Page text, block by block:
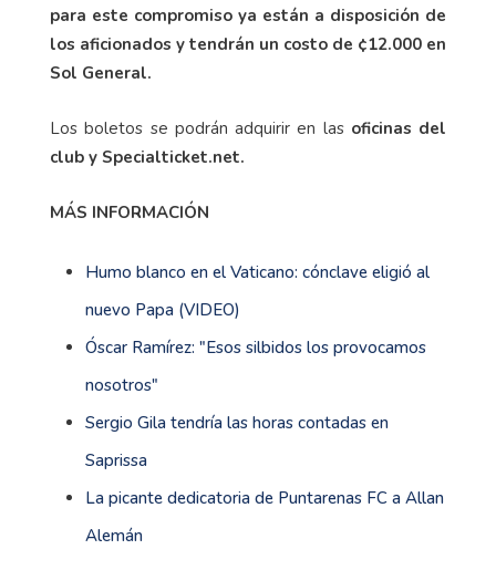
para este compromiso ya están a disposición de
los aficionados y tendrán un costo de ¢12.000 en
Sol General.
Los boletos se podrán adquirir en las oficinas del
club y Specialticket.net.
MÁS INFORMACIÓN
Humo blanco en el Vaticano: cónclave eligió al
nuevo Papa (VIDEO)
Óscar Ramírez: "Esos silbidos los provocamos
nosotros"
Sergio Gila tendría las horas contadas en
Saprissa
La picante dedicatoria de Puntarenas FC a Allan
Alemán